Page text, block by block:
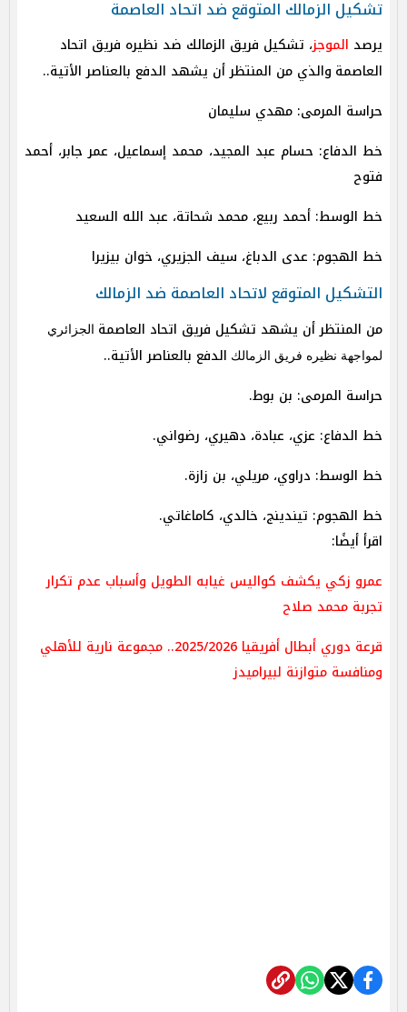
تشكيل الزمالك المتوقع ضد اتحاد العاصمة
يرصد الموجز، تشكيل فريق الزمالك ضد نظيره فريق اتحاد
العاصمة والذي من المنتظر أن يشهد الدفع بالعناصر الأتية..
حراسة المرمى: مهدي سليمان
خط الدفاع: حسام عبد المجيد، محمد إسماعيل، عمر جابر، أحمد
فتوح
خط الوسط: أحمد ربيع، محمد شحاتة، عبد الله السعيد
خط الهجوم: عدى الدباغ، سيف الجزيري، خوان بيزيرا
التشكيل المتوقع لاتحاد العاصمة ضد الزمالك
من المنتظر أن يشهد تشكيل فريق اتحاد العاصمة الجزائري
لمواجهة نظيره فريق الزمالك الدفع بالعناصر الأتية..
حراسة المرمى: بن بوط.
خط الدفاع: عزي، عبادة، دهيري، رضواني.
خط الوسط: دراوي، مريلي، بن زازة.
خط الهجوم: تيندينج، خالدي، كاماغاتي.
اقرأ أيضًا:
عمرو زكي يكشف كواليس غيابه الطويل وأسباب عدم تكرار
تجربة محمد صلاح
قرعة دوري أبطال أفريقيا 2025/2026.. مجموعة نارية للأهلي
ومنافسة متوازنة لبيراميدز